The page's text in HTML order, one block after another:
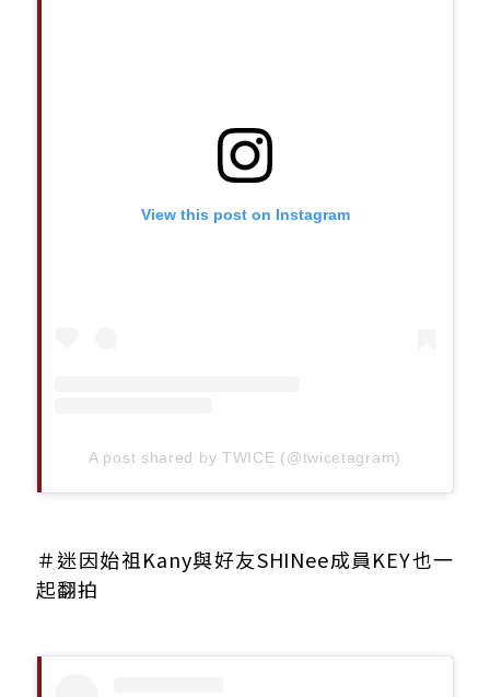
View this post on Instagram
A post shared by TWICE (@twicetagram)
＃迷因始祖Kany與好友SHINee成員KEY也一
起翻拍